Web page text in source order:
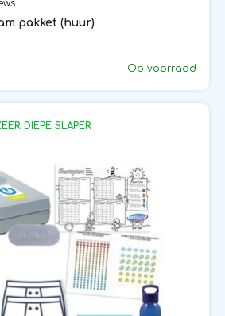
pakket (huur)
Op voorraad
DIEPE SLAPER